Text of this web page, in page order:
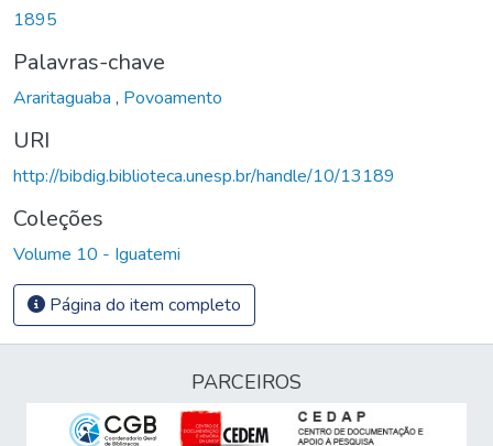
1895
Palavras-chave
Araritaguaba , Povoamento
URI
http://bibdig.biblioteca.unesp.br/handle/10/13189
Coleções
Volume 10 - Iguatemi
Página do item completo
PARCEIROS